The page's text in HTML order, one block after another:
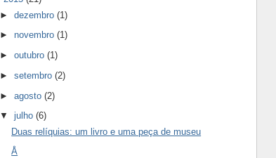
►dezembro(1)
►novembro(1)
►outubro(1)
►setembro(2)
►agosto(2)
▼julho(6)
Duas relíquias: um livro e uma peça de museu
Å